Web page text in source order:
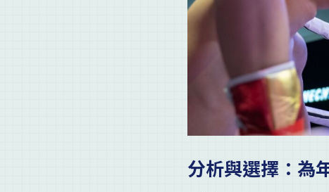
分析與選擇：為